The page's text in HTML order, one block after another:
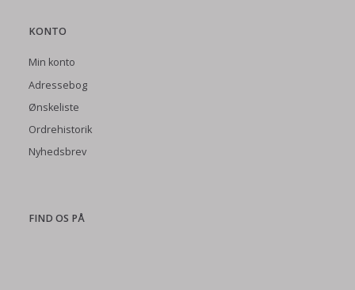
KONTO
Min konto
Adressebog
Ønskeliste
Ordrehistorik
Nyhedsbrev
FIND OS PÅ